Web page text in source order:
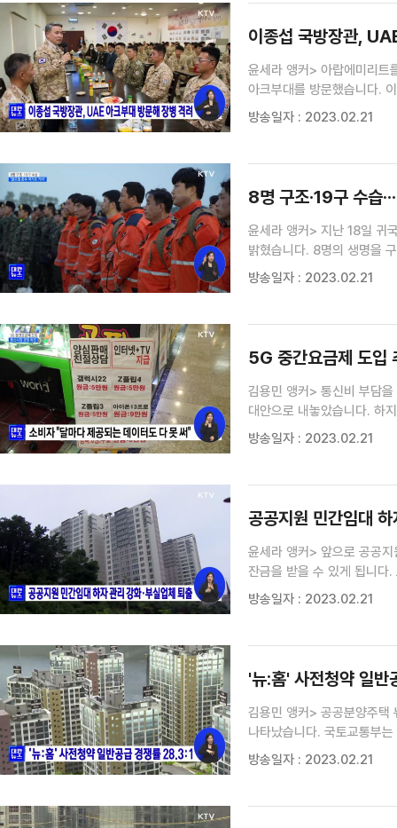
이종섭 국방장관,
윤세라 앵커> 아랍에미리트
아크부대를 방문했습니다.
부대생활 여건을 확인했습
방송일자 : 2023.02.21
8명 구조·19구 수습
윤세라 앵커> 지난 18일 귀
밝혔습니다. 8명의 생명을
중추국가로서 한국의 국격에
방송일자 : 2023.02.21
5G 중간요금제 도입
김용민 앵커> 통신비 부담
대안으로 내놓았습니다. 하지만, 소비자의
먼저라는 지적인데요. 김경호 기자가 취재했
방송일자 : 2023.02.21
공공지원 민간임대
윤세라 앵커> 앞으로 공공
잔금을 받을 수 있게 됩니다
퇴출 시키고, 임대사업자가
방송일자 : 2023.02.21
'뉴:홈' 사전청약 일
김용민 앵커> 공공분양주택
나타났습니다. 국토교통부
접수 결과 417가구 공급에
방송일자 : 2023.02.21